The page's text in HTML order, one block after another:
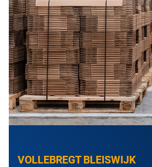
VOLLEBREGT BLEISWIJK